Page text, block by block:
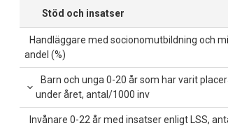
Stöd och insatser
Handläggare med socionomutbildning och
andel (%)
Barn och unga 0-20 år som har varit
under året, antal/1000 inv
Invånare 0-22 år med insatser enligt LSS,